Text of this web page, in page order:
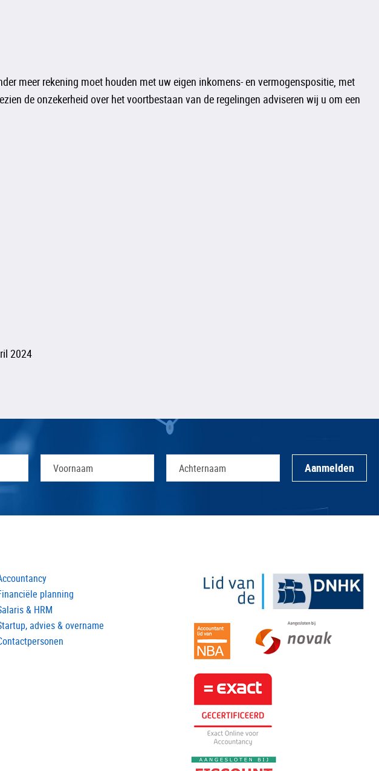
meer rekening moet houden met uw eigen inkomens- en vermogenspositie, met
de onzekerheid over het voortbestaan van de regelingen adviseren wij u om een
2024
planning
& HRM
advies & overname